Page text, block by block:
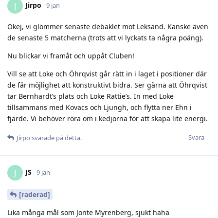
J Jirpo 9 jan
Okej, vi glömmer senaste debaklet mot Leksand. Kanske även
de senaste 5 matcherna (trots att vi lyckats ta några poäng).
Nu blickar vi framåt och uppåt Cluben!
Vill se att Loke och Öhrqvist går rätt in i laget i positioner där
de får möjlighet att konstruktivt bidra. Ser gärna att Öhrqvist
tar Bernhardt’s plats och Loke Rattie’s. In med Loke
tillsammans med Kovacs och Ljungh, och flytta ner Ehn i
fjärde. Vi behöver röra om i kedjorna för att skapa lite energi.
Svara
Jirpo svarade på detta.
J JS 9 jan
[raderad]
Lika många mål som Jonte Myrenberg, sjukt haha